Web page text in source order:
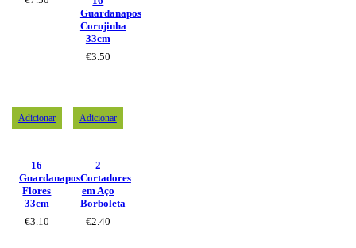
Guardanapos
Corujinha
33cm
€3.50
Adicionar
16
Guardanapos
Flores
33cm
€3.10
Adicionar
2
Cortadores
em Aço
Borboleta
€2.40